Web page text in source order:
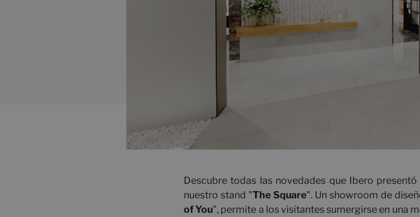
Descubre todas las novedades que Ibero
nuestro stand "The Square". Un showroom de
of You", permite a los visitantes sumergirse en una